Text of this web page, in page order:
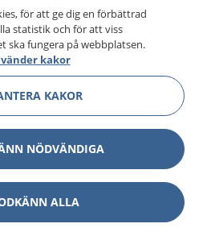
hälsa och information om
du kan kontakta.
journal och göra dina
1177 för
runt.
vill må bättre.
Visa
för att ge dig en förbättrad
statistik och för att viss
ska fungera på webbplatsen.
kakor
KAKOR
NÖDVÄNDIGA
ALLA